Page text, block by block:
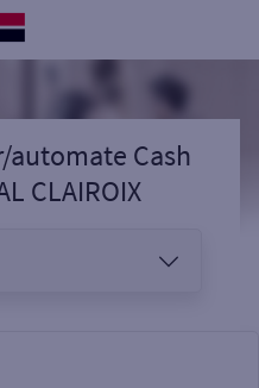
Cash
CLAIROIX